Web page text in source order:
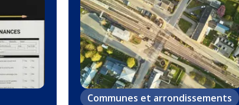
Communes et arrondissements